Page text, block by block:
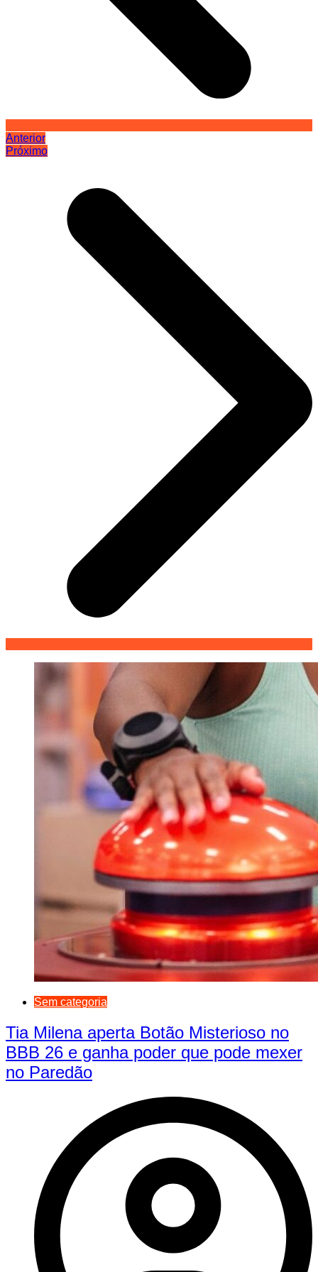
Anterior
Próximo
Sem categoria
Tia Milena aperta Botão Misterioso no
BBB 26 e ganha poder que pode mexer
no Paredão